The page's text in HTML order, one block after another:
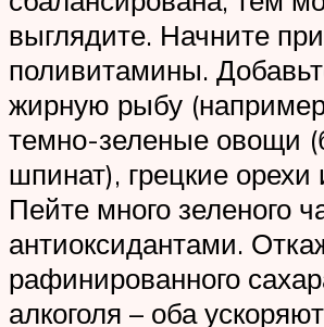
выглядите. Начните
поливитамины.
жирную рыбу
темно-зеленые овощи
шпинат), грецкие
Пейте много зеленого
антиоксидантами.
рафинированного
алкоголя – оба